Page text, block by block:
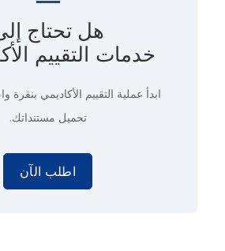
هل تحتاج
خدمات التقييم
ابدأ عملية التقييم الأكاديمي بنقرة
تحميل مستنداتك.
اطلب الآن